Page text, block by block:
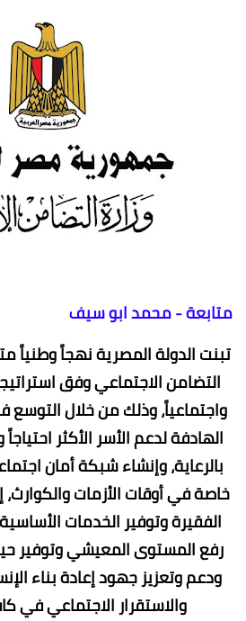
متابعة - محمد ابو سيف
تبنت الدولة المصرية نهجاً وطنياً
التضامن الاجتماعي وفق
واجتماعياً، وذلك من خلال التوسع
الهادفة لدعم الأسر الأكثر
بالرعاية، وإنشاء شبكة أمان
خاصة في أوقات الأزمات
الفقيرة وتوفير الخدمات
رفع المستوى المعيشي وتوفير
ودعم وتعزيز جهود إعادة بناء
والاستقرار الاجتماعي في